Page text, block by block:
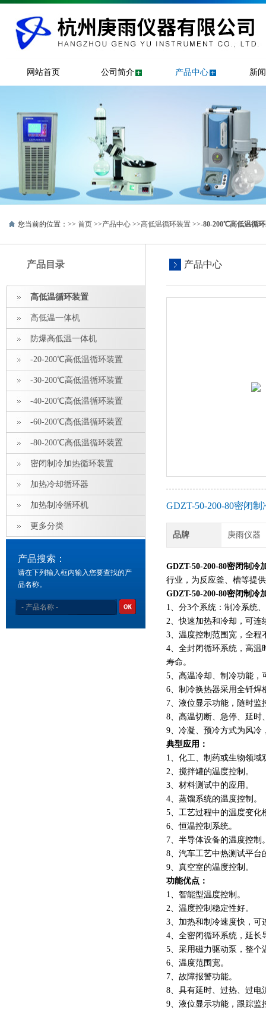
网站首页 公司简介 产品中心 新
您当前的位置：>> 首页 >>产品中心 >>高低温循环装置 >>-80-200℃高低温循
产品目录
高低温循环装置
高低温一体机
防爆高低温一体机
-20-200℃高低温循环装置
-30-200℃高低温循环装置
-40-200℃高低温循环装置
-60-200℃高低温循环装置
-80-200℃高低温循环装置
密闭制冷加热循环装置
加热冷却循环器
加热制冷循环机
更多分类
产品搜索：
请在下列输入框内输入您要查找的产
品名称。
产品中心
GDZT-50-200-80密闭
品牌 庚雨仪器
GDZT-50-200-80密闭制冷
行业，为反应釜、槽等提
GDZT-50-200-80密闭制冷
1、分3个系统：制冷系统
2、快速加热和冷却，可连
3、温度控制范围宽，全程
4、全封闭循环系统，高温
寿命。
5、高温冷却、制冷功能
6、制冷换热器采用全钎焊
7、液位显示功能，随时监
8、高温切断、急停、延时
9、冷凝、预冷方式为风冷
典型应用：
1、化工、制药或生物领
2、搅拌罐的温度控制。
3、材料测试中的应用。
4、蒸馏系统的温度控制。
5、工艺过程中的温度变化
6、恒温控制系统。
7、半导体设备的温度控制
8、汽车工艺中热测试平台
9、真空室的温度控制。
功能优点：
1、智能型温度控制。
2、温度控制稳定性好。
3、加热和制冷速度快，可
4、全密闭循环系统，延长
5、采用磁力驱动泵，整个
6、温度范围宽。
7、故障报警功能。
8、具有延时、过热、过电
9、液位显示功能，跟踪监